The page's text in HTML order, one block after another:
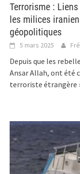
Terrorisme :
les milices
géopolitiques
5 mars 2025
Depuis que les
Ansar Allah, ont été
terroriste étrangère